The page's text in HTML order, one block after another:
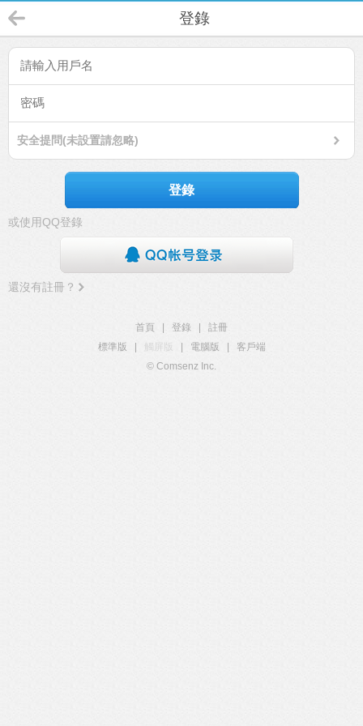
登錄
安全提問(未設置請忽略)
登錄
或使用QQ登錄
還沒有註冊？
首頁 登錄
註冊
標準版
觸屏版 電腦版
客戶端
© Comsenz Inc.